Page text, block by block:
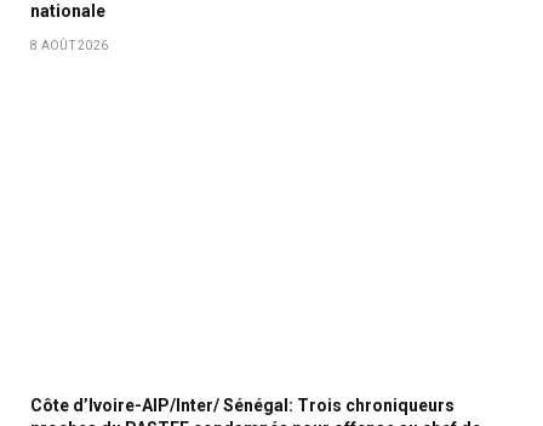
nationale
8 AOÛT 2026
Côte d’Ivoire-AIP/Inter/ Sénégal: Trois chroniqueurs